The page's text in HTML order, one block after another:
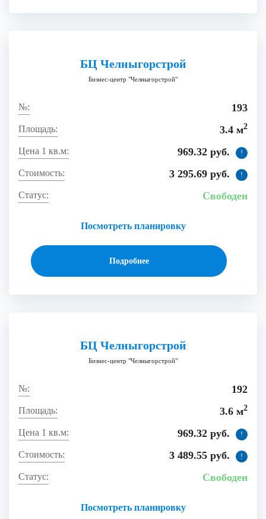
БЦ Челныгорстрой
Бизнес-центр "Челныгорстрой"
193
3.4 м2
969.32 руб. !
3 295.69 руб. !
Посмотреть планировку
Свободен
Подробнее
БЦ Челныгорстрой
Бизнес-центр "Челныгорстрой"
192
3.6 м2
969.32 руб. !
3 489.55 руб. !
Посмотреть планировку
Свободен